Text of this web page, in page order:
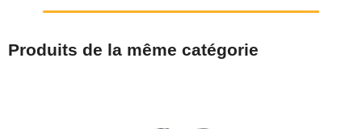
Produits de la même catégorie